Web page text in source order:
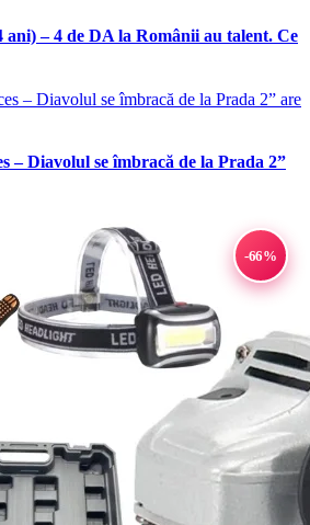
ani) – 4 de DA la Românii au talent. Ce
– Diavolul se îmbracă de la Prada 2”
-66%